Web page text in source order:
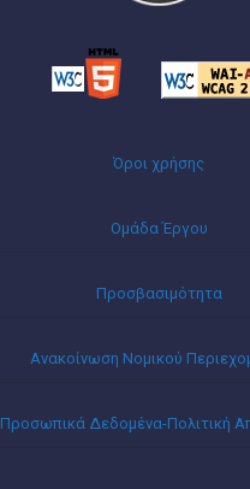
Όροι χρήσης
Ομάδα Έργου
Προσβασιμότητα
Ανακοίνωση Νομικού
Προσωπικά Δεδομένα-Πολιτική